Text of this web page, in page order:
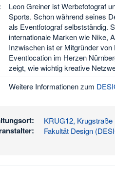
Leon Greiner ist Werbefotograf
Sports. Schon während seines
als Eventfotograf selbstständig.
internationale Marken wie Nike,
Inzwischen ist er Mitgründer
Eventlocation im Herzen
zeigt, wie wichtig kreative
Weitere Informationen zum
KRUG12, Krugstraße
Fakultät Design